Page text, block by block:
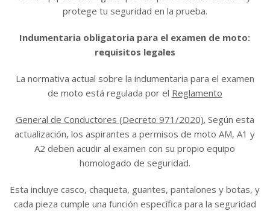
protege tu seguridad en la prueba.
Indumentaria obligatoria para el examen de moto:
requisitos legales
La normativa actual sobre la indumentaria para el examen
de moto está regulada por el Reglamento
General de Conductores (Decreto 971/2020). Según esta
actualización, los aspirantes a permisos de moto AM, A1 y
A2 deben acudir al examen con su propio equipo
homologado de seguridad.
Esta incluye casco, chaqueta, guantes, pantalones y botas, y
cada pieza cumple una función específica para la seguridad